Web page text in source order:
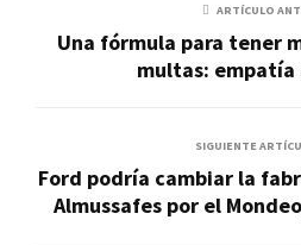
ARTÍCULO
Una fórmula para tener
multas:
SIGUIENTE
Ford podría cambiar la
Almussafes por el